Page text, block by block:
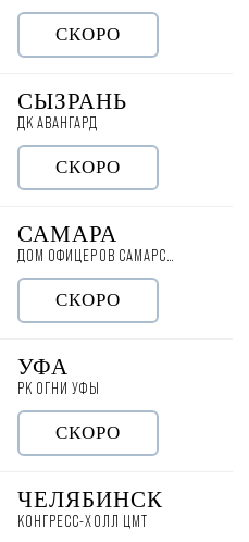
СКОРО
СЫЗРАНЬ
ДК АВАНГАРД
СКОРО
САМАРА
ДОМ ОФИЦЕРОВ САМАРСКОГО ГАРНИЗОНА
СКОРО
УФА
РК ОГНИ УФЫ
СКОРО
ЧЕЛЯБИНСК
КОНГРЕСС-ХОЛЛ ЦМТ